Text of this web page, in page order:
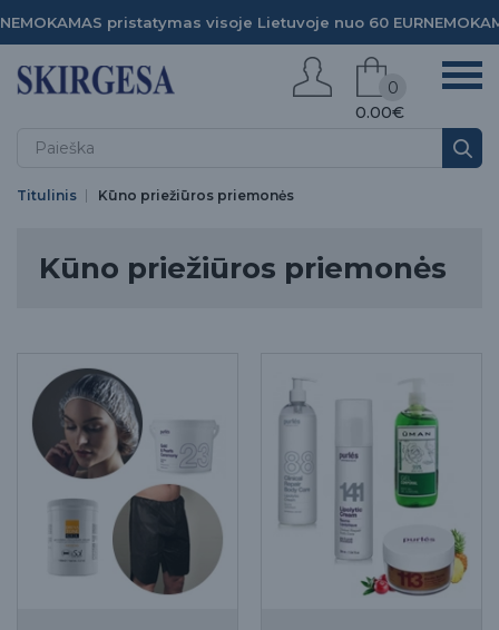
NEMOKAMAS pristatymas visoje Lietuvoje nuo 60 EUR
0.00€
0
Titulinis Kūno priežiūros priemonės
Kūno priežiūros priemonės